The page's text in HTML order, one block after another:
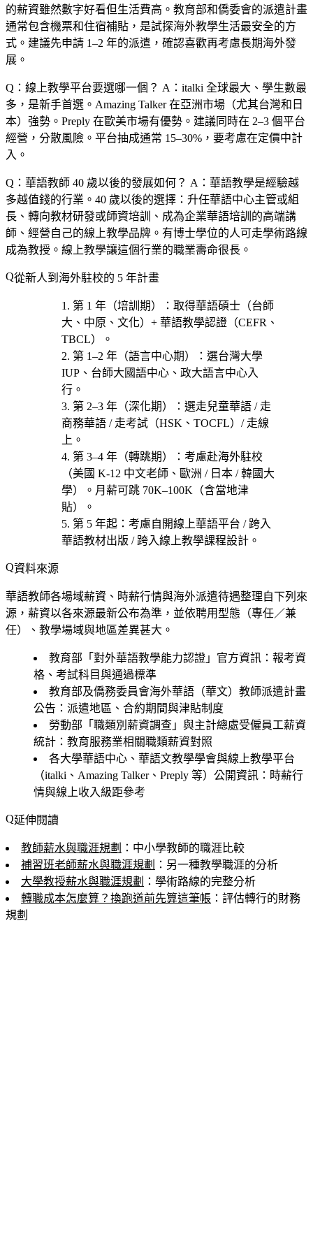
的薪資雖然數字好看但生活費高。教育部和僑委會的派遣計畫
通常包含機票和住宿補貼，是試探海外教學生活最安全的方
式。建議先申請 1–2 年的派遣，確認喜歡再考慮長期海外發
展。
Q：線上教學平台要選哪一個？ A：italki 全球最大、學生數最
多，是新手首選。Amazing Talker 在亞洲市場（尤其台灣和日
本）強勢。Preply 在歐美市場有優勢。建議同時在 2–3 個平台
經營，分散風險。平台抽成通常 15–30%，要考慮在定價中計
入。
Q：華語教師 40 歲以後的發展如何？ A：華語教學是經驗越
多越值錢的行業。40 歲以後的選擇：升任華語中心主管或組
長、轉向教材研發或師資培訓、成為企業華語培訓的高端講
師、經營自己的線上教學品牌。有博士學位的人可走學術路線
成為教授。線上教學讓這個行業的職業壽命很長。
從新人到海外駐校的 5 年計畫
第 1 年（培訓期） ：取得華語碩士（台師
大、中原、文化）+ 華語教學認證（CEFR、
TBCL）
。
第 1–2 年（語言中心期）
：選台灣大學
IUP、台師大國語中心、政大語言中心入
行。
第 2–3 年（深化期）
：選走兒童華語 / 走
商務華語 / 走考試（HSK、TOCFL）/ 走線
上 。
第 3–4 年（轉跳期）
：考慮赴海外駐校
（美國 K-12 中文老師、歐洲 / 日本 / 韓國大
學）
。月薪可跳 70K–100K（含當地津
貼）。
第 5 年起 ：考慮自開線上華語平台 / 跨入
華語教材出版 / 跨入線上教學課程設計 。
資料來源
華語教師各場域薪資、時薪行情與海外派遣待遇整理自下列來
源，薪資以各來源最新公布為準，並依聘用型態（專任／兼
任）、教學場域與地區差異甚大。
教育部「對外華語教學能力認證」官方資訊：報考資
格、考試科目與通過標準
教育部及僑務委員會海外華語（華文）教師派遣計畫
公告：派遣地區、合約期間與津貼制度
勞動部「職類別薪資調查」與主計總處受僱員工薪資
統計：教育服務業相關職類薪資對照
各大學華語中心、華語文教學學會與線上教學平台
（italki、Amazing Talker、Preply 等）公開資訊：時薪行
情與線上收入級距參考
延伸閱讀
教師薪水與職涯規劃 ：中小學教師的職涯比較
補習班老師薪水與職涯規劃 ：另一種教學職涯的分析
大學教授薪水與職涯規劃 ：學術路線的完整分析
轉職成本怎麼算？換跑道前先算這筆帳 ：評估轉行的財務
規劃